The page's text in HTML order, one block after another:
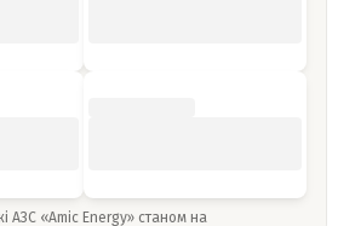
АЗС «Amic Energy» станом на